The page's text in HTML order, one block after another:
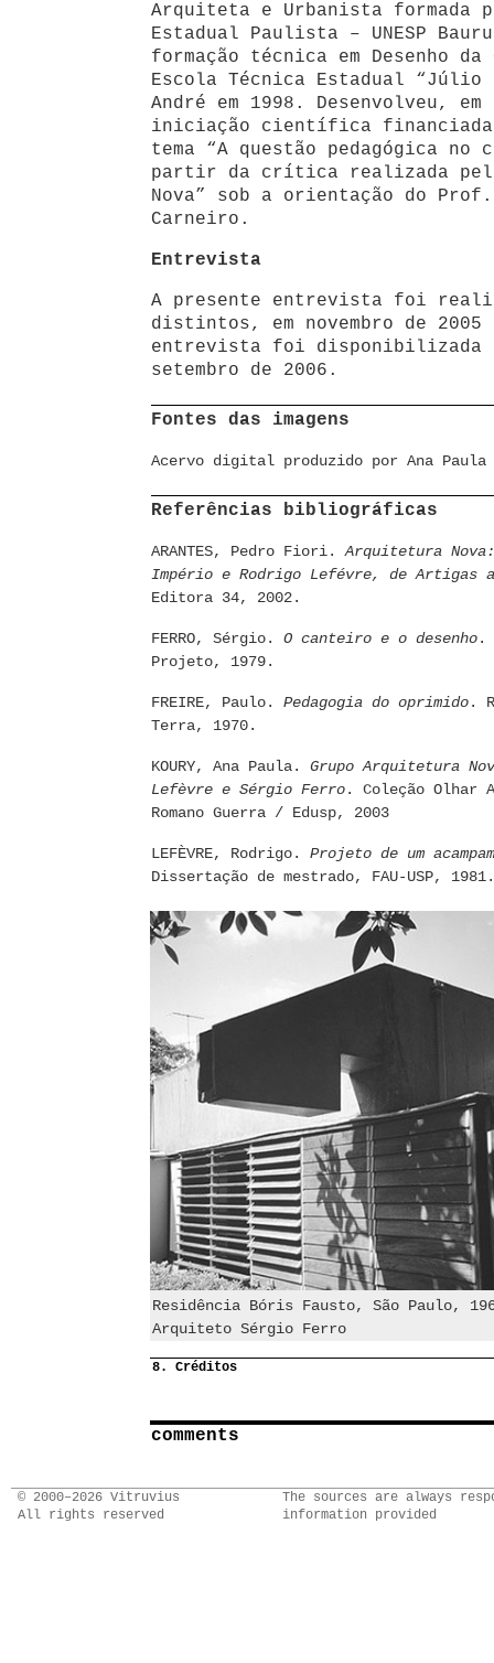
Arquiteta e Urbanista formada
Estadual Paulista – UNESP
formação técnica em Desenho
Escola Técnica Estadual “Júlio
André em 1998. Desenvolveu,
iniciação científica financiada
tema “A questão pedagógica
partir da crítica realizada
Nova” sob a orientação do
Carneiro.
Entrevista
A presente entrevista foi
distintos, em novembro de
entrevista foi disponibilizada
setembro de 2006.
Fontes das imagens
Acervo digital produzido por Ana Paula
Referências bibliográficas
ARANTES, Pedro Fiori.Arquitetura
Império e Rodrigo Lefévre, de Artigas
Editora 34, 2002.
FERRO, Sérgio. O canteiro e o desenho.
Projeto, 1979.
FREIRE, Paulo. Pedagogia do oprimido.
Terra, 1970.
KOURY, Ana Paula. Grupo Arquitetura
Lefèvre e Sérgio Ferro. Coleção Olhar
Romano Guerra / Edusp, 2003
LEFÈVRE, Rodrigo. Projeto de um
Dissertação de mestrado, FAU-USP, 1981.
Residência Bóris Fausto, São Paulo,
Arquiteto Sérgio Ferro
8. Créditos
comments
© 2000–2026 Vitruvius
All rights reserved
The sources are always
information provided